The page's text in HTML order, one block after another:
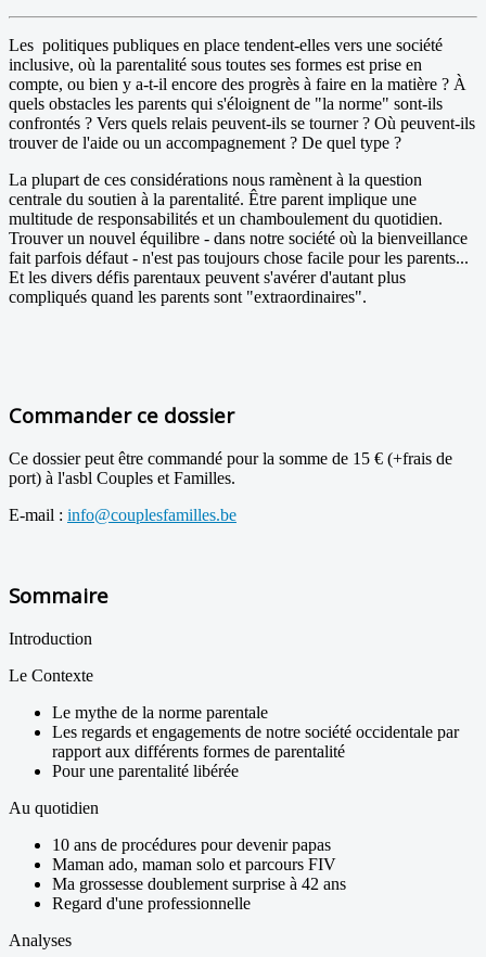
Les politiques publiques en place tendent-elles vers une société
inclusive, où la parentalité sous toutes ses formes est prise en
compte, ou bien y a-t-il encore des progrès à faire en la matière ? À
quels obstacles les parents qui s'éloignent de "la norme" sont-ils
confrontés ? Vers quels relais peuvent-ils se tourner ? Où peuvent-ils
trouver de l'aide ou un accompagnement ? De quel type ?
La plupart de ces considérations nous ramènent à la question
centrale du soutien à la parentalité. Être parent implique une
multitude de responsabilités et un chamboulement du quotidien.
Trouver un nouvel équilibre - dans notre société où la bienveillance
fait parfois défaut - n'est pas toujours chose facile pour les parents...
Et les divers défis parentaux peuvent s'avérer d'autant plus
compliqués quand les parents sont "extraordinaires".
Commander ce dossier
Ce dossier peut être commandé pour la somme de 15 € (+frais de
port) à l'asbl Couples et Familles.
E-mail : info@couplesfamilles.be
Sommaire
Introduction
Le Contexte
Le mythe de la norme parentale
Les regards et engagements de notre société occidentale par
rapport aux différents formes de parentalité
Pour une parentalité libérée
Au quotidien
10 ans de procédures pour devenir papas
Maman ado, maman solo et parcours FIV
Ma grossesse doublement surprise à 42 ans
Regard d'une professionnelle
Analyses